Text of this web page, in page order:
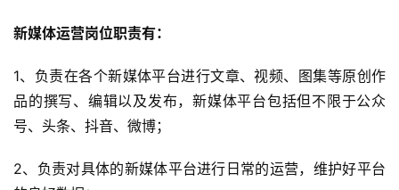
新媒体运营岗位职责有：
1、负责在各个新媒体平台进行文章、视频、图集等原创作
品的撰写、编辑以及发布，新媒体平台包括但不限于公众
号、头条、抖音、微博；
2、负责对具体的新媒体平台进行日常的运营，维护好平台